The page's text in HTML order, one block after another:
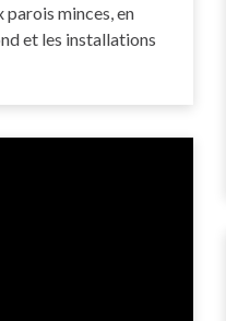
parois minces, en
et les installations